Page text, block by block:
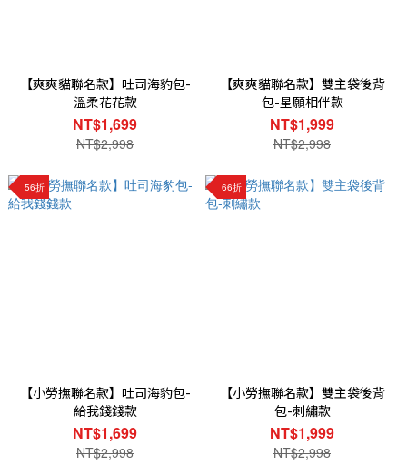
【爽爽貓聯名款】吐司海豹包-
溫柔花花款
NT$1,699
NT$2,998
【爽爽貓聯名款】雙主袋後背
包-星願相伴款
NT$1,999
NT$2,998
56折
【小勞撫聯名款】吐司海豹包-
給我錢錢款
NT$1,699
NT$2,998
66折
【小勞撫聯名款】雙主袋後背
包-刺繡款
NT$1,999
NT$2,998